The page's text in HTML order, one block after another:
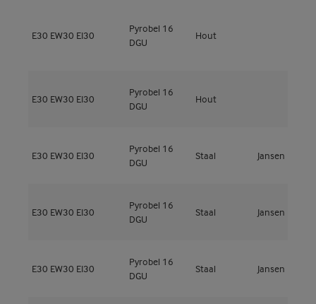
E30 EW30 EI30
Pyrobel 16
DGU
Hout
E30 EW30 EI30
Pyrobel 16
DGU
Hout
E30 EW30 EI30
Pyrobel 16
DGU
Staal Jansen
E30 EW30 EI30
Pyrobel 16
DGU
Staal Jansen
E30 EW30 EI30
Pyrobel 16
DGU
Staal Jansen